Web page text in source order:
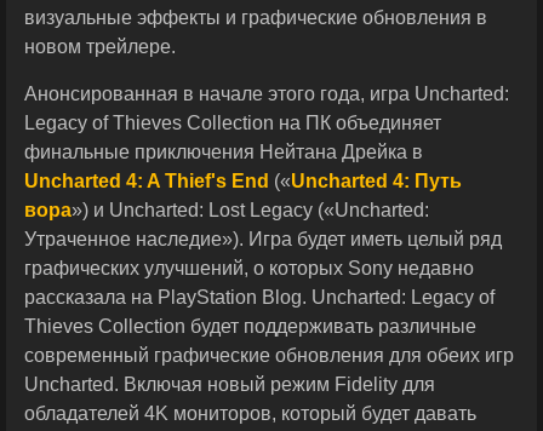
визуальные эффекты и графические обновления в
новом трейлере.
Анонсированная в начале этого года, игра Uncharted:
Legacy of Thieves Collection на ПК объединяет
финальные приключения Нейтана Дрейка в
Uncharted 4: A Thief's End («Uncharted 4: Путь
вора») и Uncharted: Lost Legacy («Uncharted:
Утраченное наследие»). Игра будет иметь целый ряд
графических улучшений, о которых Sony недавно
рассказала на PlayStation Blog. Uncharted: Legacy of
Thieves Collection будет поддерживать различные
современный графические обновления для обеих игр
Uncharted. Включая новый режим Fidelity для
обладателей 4K мониторов, который будет давать